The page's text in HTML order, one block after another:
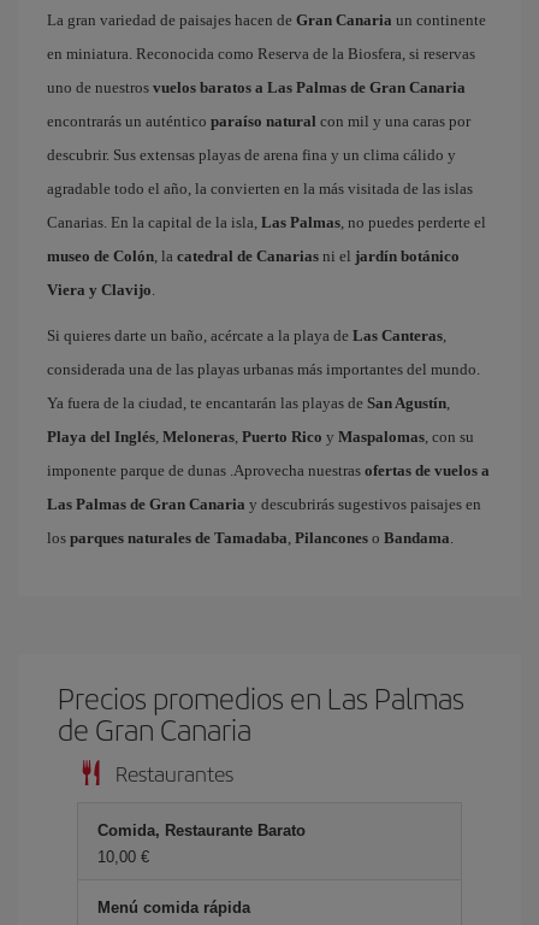
La gran variedad de paisajes hacen de Gran Canaria un continente
en miniatura. Reconocida como Reserva de la Biosfera, si reservas
uno de nuestros vuelos baratos a Las Palmas de Gran Canaria
encontrarás un auténtico paraíso natural con mil y una caras por
descubrir. Sus extensas playas de arena fina y un clima cálido y
agradable todo el año, la convierten en la más visitada de las islas
Canarias. En la capital de la isla, Las Palmas, no puedes perderte el
museo de Colón, la catedral de Canarias ni el jardín botánico
Viera y Clavijo.
Si quieres darte un baño, acércate a la playa de Las Canteras,
considerada una de las playas urbanas más importantes del mundo.
Ya fuera de la ciudad, te encantarán las playas de San Agustín,
Playa del Inglés, Meloneras, Puerto Rico y Maspalomas, con su
imponente parque de dunas .Aprovecha nuestras ofertas de vuelos a
Las Palmas de Gran Canaria y descubrirás sugestivos paisajes en
los parques naturales de Tamadaba, Pilancones o Bandama.
Precios promedios en Las Palmas
de Gran Canaria
Restaurantes
Comida, Restaurante Barato
10,00 €
Menú comida rápida